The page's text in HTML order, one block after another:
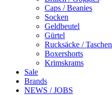
Caps / Beanies
Socken
Geldbeutel
Gürtel
Rucksäcke / Taschen
Boxershorts
Krimskrams
Sale
Brands
NEWS / JOBS